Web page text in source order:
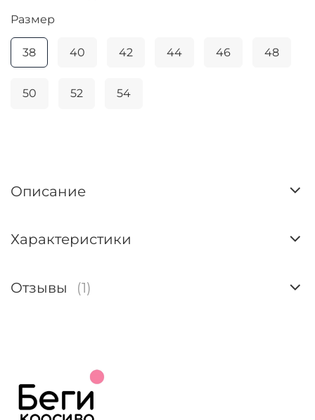
Размер
38 40 42 44 46 48
50 52 54
Описание
Характеристики
Отзывы (1)